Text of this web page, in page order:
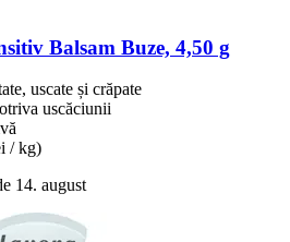
Balsam Buze, 4,50 g
uscate și crăpate
uscăciunii
/ kg)
14. august